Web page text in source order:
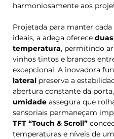
harmoniosamente aos
Projetada para manter
ideais, a adega oferece
temperatura, permitindo
vinhos tintos e brancos
excepcional. A inovadora
lateralpreserva a
abertura constante da
umidadeassegura que
sensoriais permaneçam
TFT “Touch & Scroll”
temperaturas e níveis de